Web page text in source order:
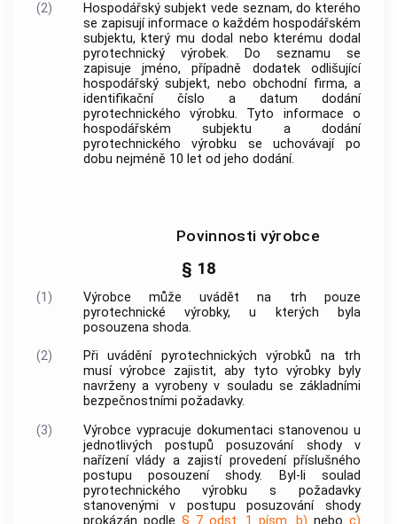
(2)
Hospodářský subjekt vede seznam, do kterého
se zapisují informace o každém hospodářském
subjektu, který mu dodal nebo kterému dodal
pyrotechnický výrobek. Do seznamu se
zapisuje jméno, případně dodatek odlišující
hospodářský subjekt, nebo obchodní firma, a
identifikační číslo a datum dodání
pyrotechnického výrobku. Tyto informace o
hospodářském subjektu a dodání
pyrotechnického výrobku se uchovávají po
dobu nejméně 10 let od jeho dodání.
Povinnosti výrobce
§ 18
(1) Výrobce může uvádět na trh pouze
pyrotechnické výrobky, u kterých byla
posouzena shoda.
(2)
Při uvádění pyrotechnických výrobků na trh
musí výrobce zajistit, aby tyto výrobky byly
navrženy a vyrobeny v souladu se základními
bezpečnostními požadavky.
(3)
Výrobce vypracuje dokumentaci stanovenou u
jednotlivých postupů posuzování shody v
nařízení vlády a zajistí provedení příslušného
postupu posouzení shody. Byl-li soulad
pyrotechnického výrobku s požadavky
stanovenými v postupu posuzování shody
prokázán podle § 7 odst. 1 písm. b) neboc)